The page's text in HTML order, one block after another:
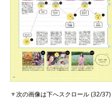
▼次の画像は下へスクロール (32/37)